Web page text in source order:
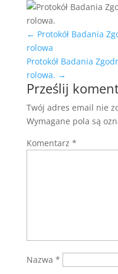
← Protokół Badania
rolowa
Protokół Badania
rolowa. →
Prześlij
Twój adres email nie
Wymagane pola są
Komentarz *
Nazwa *